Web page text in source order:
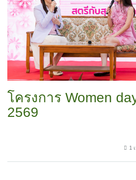
โครงการ Women
2569
1